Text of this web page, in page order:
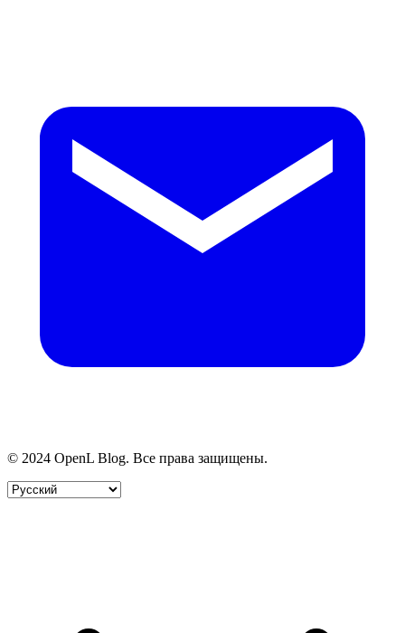
© 2024 OpenL Blog. Все права защищены.